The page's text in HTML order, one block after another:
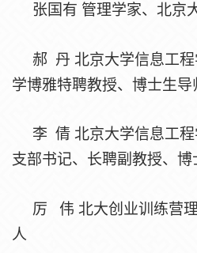
张国有 管理学家、北京
郝 丹 北京大学信息工
学博雅特聘教授、博士生导
李 倩 北京大学信息工
支部书记、长聘副教授、博
厉 伟 北大创业训练营
人